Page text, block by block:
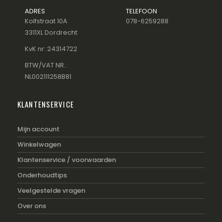
ADRES
Kolfstraat 10A
3311XL Dordrecht
KvK nr: 24314722
BTW/VAT NR.:
NL002111258B81
TELEFOON
078-6259288
KLANTENSERVICE
Mijn account
Winkelwagen
Klantenservice / voorwaarden
Onderhoudtips
Veelgestelde vragen
Over ons